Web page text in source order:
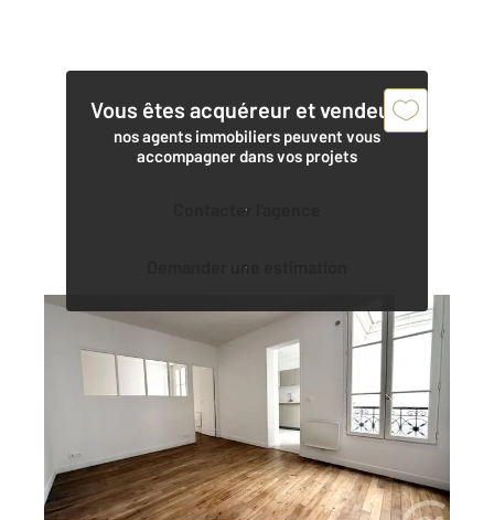
Vous êtes acquéreur et vendeur,
nos agents immobiliers peuvent vous
accompagner dans vos projets
Contacter l'agence
Demander une estimation
PARIS 75018
37 m
Ref : 4339
Appartement à vendre
325 000 €
MARCADET-POISSONNIERS: Situé dans une